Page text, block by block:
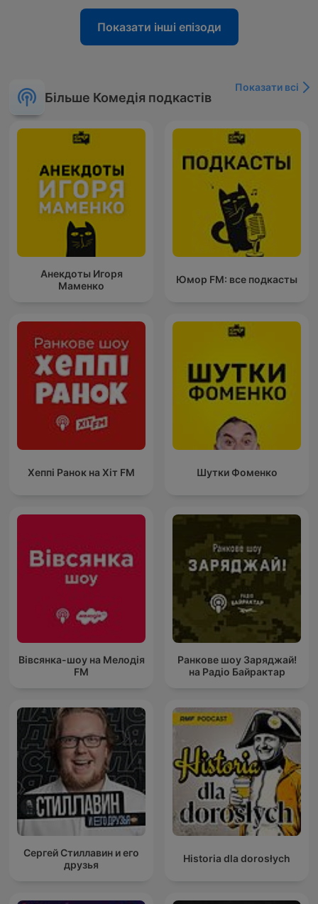
Показати інші епізоди
Більше Комедія подкастів
Показати всі
Анекдоты Игоря
Маменко
Юмор FM: все подкасты
Хеппі Ранок на Хіт FM Шутки Фоменко
Вівсянка-шоу на Мелодія
FM
Ранкове шоу Заряджай!
на Радіо Байрактар
Сергей Стиллавин и его
друзья
Historia dla dorosłych